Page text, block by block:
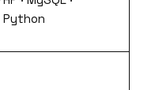
Python